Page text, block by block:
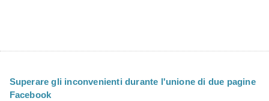
Superare gli inconvenienti durante l'unione di due pagine
Facebook